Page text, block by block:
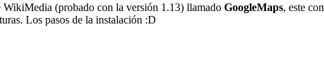
(probado con la versión 1.13) llamado GoogleMaps, este
Los pasos de la instalación :D